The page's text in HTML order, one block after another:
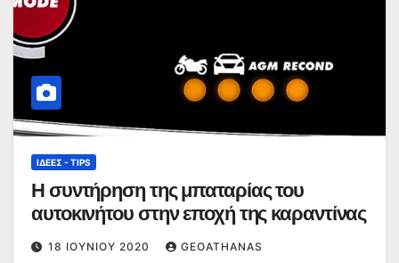
ΙΔΈΕΣ - TIPS
Η συντήρηση της μπαταρίας του
αυτοκινήτου στην εποχή της καραντίνας
18 ΙΟΥΝΊΟΥ 2020 GEOATHANAS